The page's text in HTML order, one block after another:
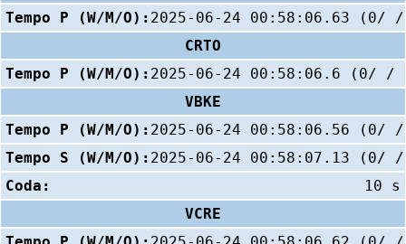
Tempo P (W/M/O): 2025-06-24 00:58:06.63 (0/
CRTO
Tempo P (W/M/O): 2025-06-24 00:58:06.6 (0/ /
VBKE
Tempo P (W/M/O): 2025-06-24 00:58:06.56 (0/
Tempo S (W/M/O): 2025-06-24 00:58:07.13 (0/
Coda:
10 s
VCRE